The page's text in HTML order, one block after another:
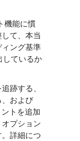
機能に慣
て、本当
ング基準
しているか
跡する、
および
トを追加
プション
詳細につ